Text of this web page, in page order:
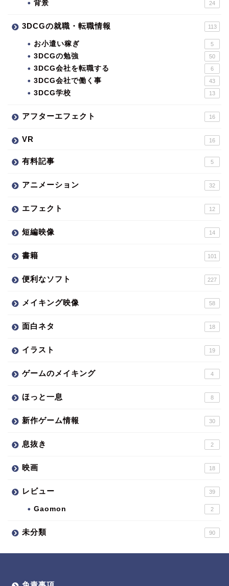
背景 24
3DCGの就職・転職情報 113
お小遣い稼ぎ 5
3DCGの勉強 50
3DCG会社を転職する 6
3DCG会社で働く事 43
3DCG学校 13
アフターエフェクト 16
VR 16
有料記事 5
アニメーション 32
エフェクト 12
短編映像 14
書籍 101
便利なソフト 227
メイキング映像 58
面白ネタ 18
イラスト 19
ゲームのメイキング 4
ほっと一息 8
新作ゲーム情報 30
息抜き 2
映画 18
レビュー 39
Gaomon 2
未分類 90